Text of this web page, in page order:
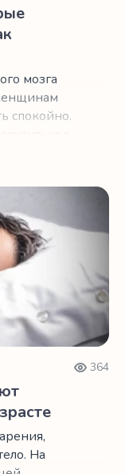
мозга
спокойно.
сну в пожилом
364
На